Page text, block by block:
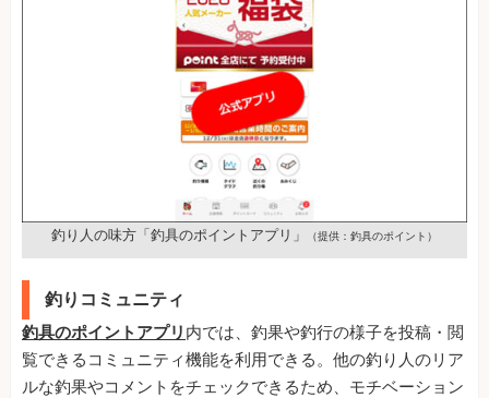
釣り人の味方「釣具のポイントアプリ」 （提供：釣具のポイント）
釣りコミュニティ
釣具のポイントアプリ 内では、釣果や釣行の様子を投稿・閲
覧できるコミュニティ機能を利用できる。他の釣り人のリア
ルな釣果やコメントをチェックできるため、モチベーション